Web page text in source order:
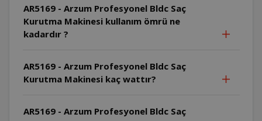
AR5169 - Arzum Profesyonel Bldc Saç
Kurutma Makinesi kullanım ömrü ne
kadardır ?
AR5169 - Arzum Profesyonel Bldc Saç
Kurutma Makinesi kaç wattır?
AR5169 - Arzum Profesyonel Bldc Saç